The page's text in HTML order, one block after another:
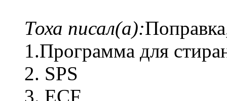
Тоха писал(а):
1.Программа для
2. SPS
3. ECF